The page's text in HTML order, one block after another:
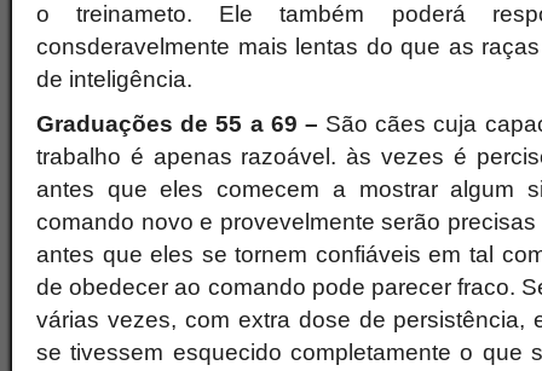
o treinameto. Ele também poderá
consderavelmente mais lentas do que as
de inteligência.
Graduações de 55 a 69 – São cães cuja
trabalho é apenas razoável. às vezes é
antes que eles comecem a mostrar algum
comando novo e provevelmente serão
antes que eles se tornem confiáveis em tal
de obedecer ao comando pode parecer fraco.
várias vezes, com extra dose de persistência,
se tivessem esquecido completamente o que